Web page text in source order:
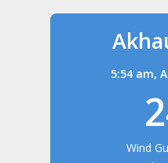
5:54 am,
Wind